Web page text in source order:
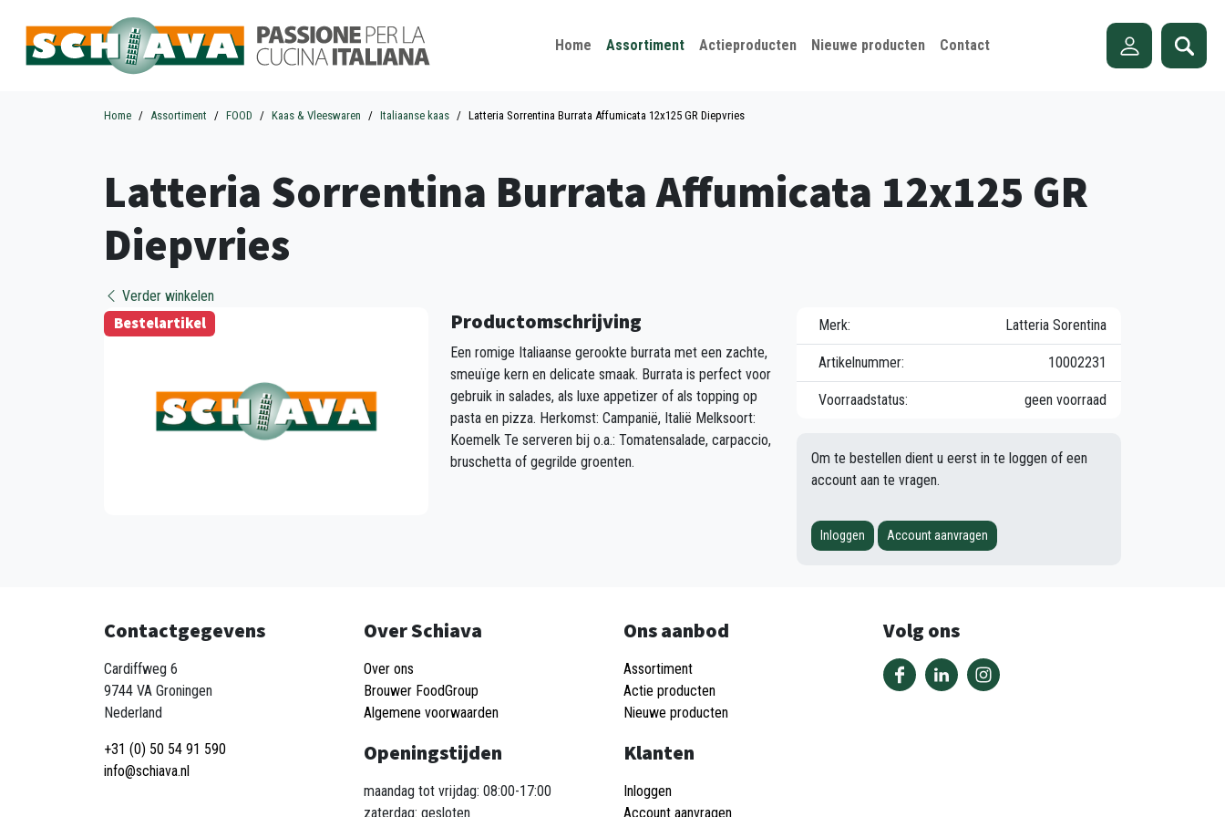
Home Assortiment Actieproducten Nieuwe producten Contact
Home Assortiment FOOD Kaas & Vleeswaren Italiaanse kaas Latteria Sorrentina Burrata Affumicata 12x125 GR Diepvries
Latteria Sorrentina Burrata Affumicata 12x125 GR
Diepvries
Verder winkelen
Bestelartikel Productomschrijving
Een romige Italiaanse gerookte burrata met een zachte,
smeuïge kern en delicate smaak. Burrata is perfect voor
gebruik in salades, als luxe appetizer of als topping op
pasta en pizza. Herkomst: Campanië, Italië Melksoort:
Koemelk Te serveren bij o.a.: Tomatensalade, carpaccio,
bruschetta of gegrilde groenten.
Merk: Latteria Sorentina
Artikelnummer: 10002231
Voorraadstatus: geen voorraad
Om te bestellen dient u eerst in te loggen of een
account aan te vragen.
Inloggen Account aanvragen
Contactgegevens
Cardiffweg 6
9744 VA Groningen
Nederland
+31 (0) 50 54 91 590
info@schiava.nl
Over Schiava
Over ons
Brouwer FoodGroup
Algemene voorwaarden
Openingstijden
maandag tot vrijdag: 08:00-17:00
zaterdag: gesloten
Ons aanbod
Assortiment
Actie producten
Nieuwe producten
Klanten
Inloggen
Account aanvragen
Volg ons